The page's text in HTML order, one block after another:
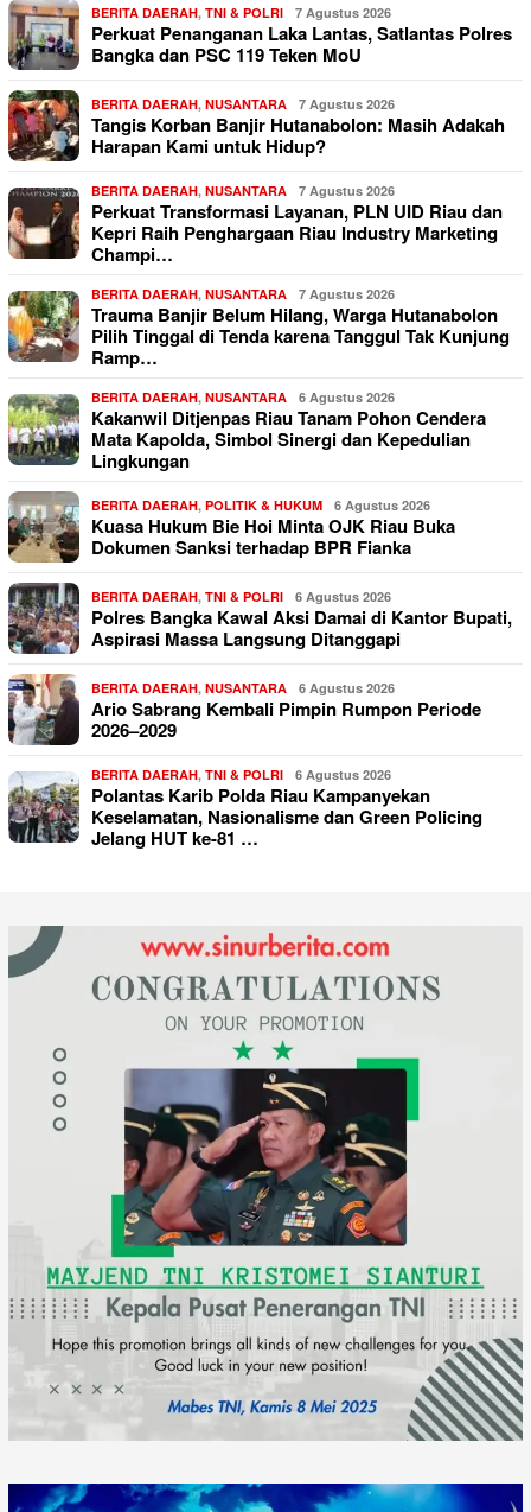
BERITA DAERAH, TNI & POLRI 7 Agustus 2026
Perkuat Penanganan Laka Lantas, Satlantas Polres
Bangka dan PSC 119 Teken MoU
BERITA DAERAH, NUSANTARA 7 Agustus 2026
Tangis Korban Banjir Hutanabolon: Masih Adakah
Harapan Kami untuk Hidup?
BERITA DAERAH, NUSANTARA 7 Agustus 2026
Perkuat Transformasi Layanan, PLN UID Riau dan
Kepri Raih Penghargaan Riau Industry Marketing
Champi…
BERITA DAERAH, NUSANTARA 7 Agustus 2026
Trauma Banjir Belum Hilang, Warga Hutanabolon
Pilih Tinggal di Tenda karena Tanggul Tak Kunjung
Ramp…
BERITA DAERAH, NUSANTARA 6 Agustus 2026
Kakanwil Ditjenpas Riau Tanam Pohon Cendera
Mata Kapolda, Simbol Sinergi dan Kepedulian
Lingkungan
BERITA DAERAH, POLITIK & HUKUM 6 Agustus 2026
Kuasa Hukum Bie Hoi Minta OJK Riau Buka
Dokumen Sanksi terhadap BPR Fianka
BERITA DAERAH, TNI & POLRI 6 Agustus 2026
Polres Bangka Kawal Aksi Damai di Kantor Bupati,
Aspirasi Massa Langsung Ditanggapi
BERITA DAERAH, NUSANTARA 6 Agustus 2026
Ario Sabrang Kembali Pimpin Rumpon Periode
2026–2029
BERITA DAERAH, TNI & POLRI 6 Agustus 2026
Polantas Karib Polda Riau Kampanyekan
Keselamatan, Nasionalisme dan Green Policing
Jelang HUT ke-81 …